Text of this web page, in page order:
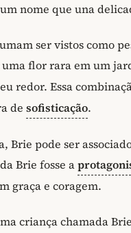
nome que una
ser vistos como
flor rara em um
redor. Essa
de sofisticação.
Brie pode ser
Brie fosse a
graça e coragem.
criança chamada